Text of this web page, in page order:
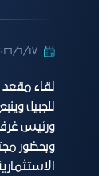
١٧‏/٦‏/٢٠٢٦
لقاء
للجبيل
ورئيس
وبحضور